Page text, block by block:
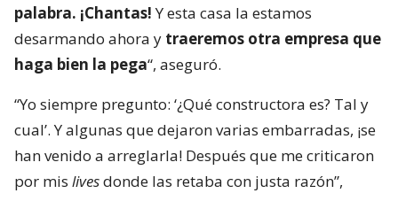
palabra. ¡Chantas!Y esta casa la estamos
desarmando ahora y traeremos otra empresa que
haga bien la pega“, aseguró.
“Yo siempre pregunto: ‘¿Qué constructora es? Tal y
cual’. Y algunas que dejaron varias embarradas, ¡se
han venido a arreglarla! Después que me criticaron
por mis livesdonde las retaba con justa razón”,